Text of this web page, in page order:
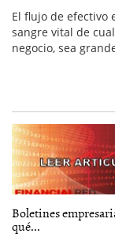
El flujo de efectivo
sangre vital de
negocio, sea
Boletines
qué...